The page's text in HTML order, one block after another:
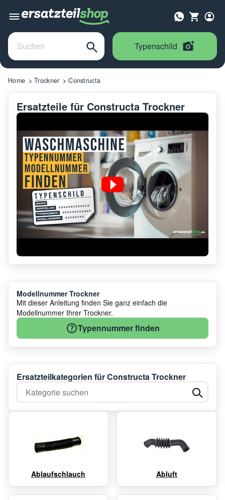
Typenschild
Home Trockner Constructa
Ersatzteile für Constructa Trockner
Modellnummer Trockner
Mit dieser Anleitung finden Sie ganz einfach die
Modellnummer Ihrer Trockner.
Typennummer finden
Ersatzteilkategorien für Constructa Trockner
Kategorie suchen
Ablaufschlauch Abluft